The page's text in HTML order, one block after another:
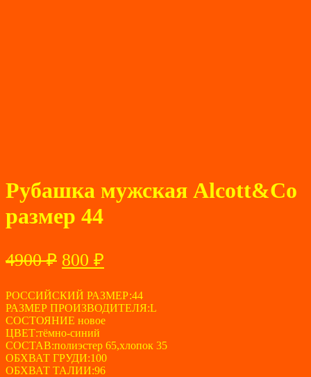
Рубашка мужская Alcott&Co
размер 44
4900₽ Первоначальная
составляла
4900 ₽.
800 ₽
800 ₽.
РОССИЙСКИЙ РАЗМЕР:44
РАЗМЕР ПРОИЗВОДИТЕЛЯ:L
СОСТОЯНИЕ новое
ЦВЕТ:тёмно-синий
СОСТАВ:полиэстер 65,хлопок 35
ОБХВАТ ГРУДИ:100
ОБХВАТ ТАЛИИ:96